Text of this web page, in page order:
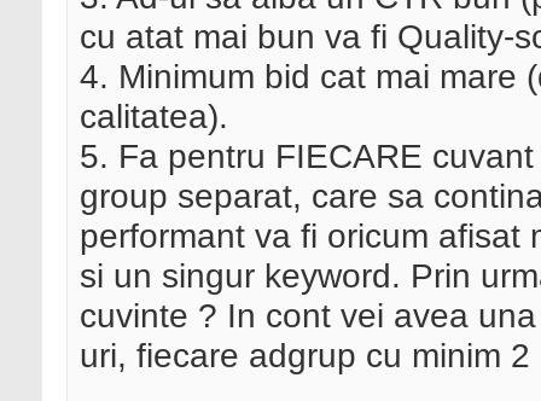
cu atat mai bun va fi Quality-
4. Minimum bid cat mai mare
calitatea).
5. Fa pentru FIECARE
group separat, care sa
performant va fi oricum afisat
si un singur keyword. Prin
cuvinte ? In cont vei avea
uri, fiecare adgrup cu minim